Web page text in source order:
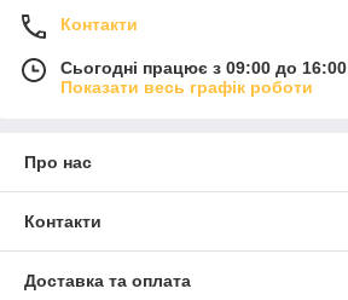
Контакти
Сьогодні працює з 09:00 до 16:00
Показати весь графік роботи
Про нас
Контакти
Доставка та оплата